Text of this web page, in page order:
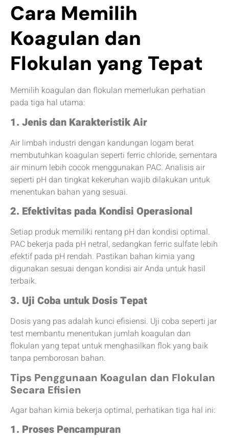
Cara Memilih
Koagulan dan
Flokulan yang Tepat
Memilih koagulan dan flokulan memerlukan perhatian
pada tiga hal utama:
1. Jenis dan Karakteristik Air
Air limbah industri dengan kandungan logam berat
membutuhkan koagulan seperti ferric chloride, sementara
air minum lebih cocok menggunakan PAC. Analisis air
seperti pH dan tingkat kekeruhan wajib dilakukan untuk
menentukan bahan yang sesuai.
2. Efektivitas pada Kondisi Operasional
Setiap produk memiliki rentang pH dan kondisi optimal.
PAC bekerja pada pH netral, sedangkan ferric sulfate lebih
efektif pada pH rendah. Pastikan bahan kimia yang
digunakan sesuai dengan kondisi air Anda untuk hasil
terbaik.
3. Uji Coba untuk Dosis Tepat
Dosis yang pas adalah kunci efisiensi. Uji coba seperti jar
test membantu menentukan jumlah koagulan dan
flokulan yang tepat untuk menghasilkan flok yang baik
tanpa pemborosan bahan.
Tips Penggunaan Koagulan dan Flokulan
Secara Efisien
Agar bahan kimia bekerja optimal, perhatikan tiga hal ini:
1. Proses Pencampuran